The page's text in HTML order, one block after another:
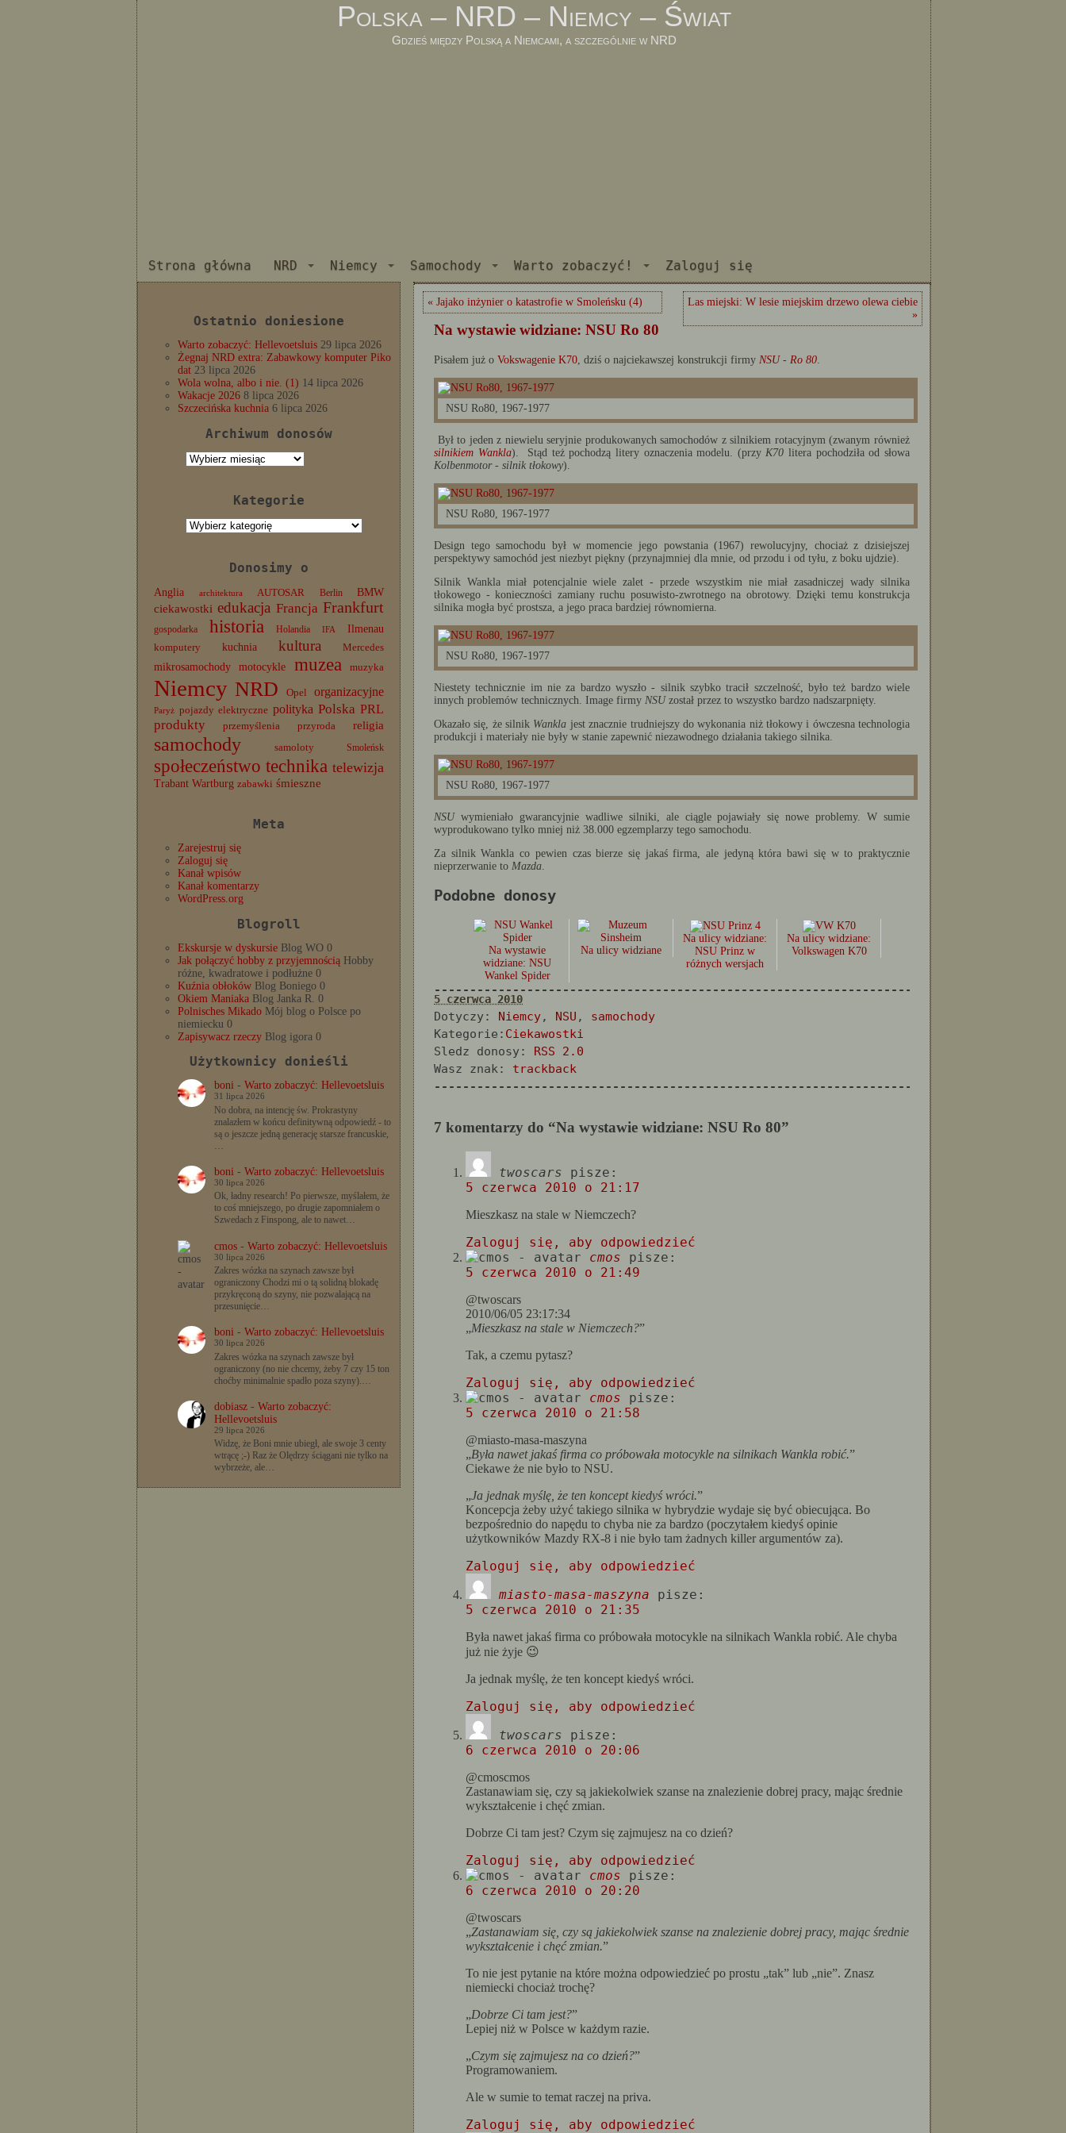
Polska – NRD – Niemcy – Świat
Gdzieś między Polską a Niemcami, a szczególnie w NRD
Strona główna NRD Niemcy Samochody Warto zobaczyć! Zaloguj się
Ostatnio doniesione
Warto zobaczyć: Hellevoetsluis 29 lipca 2026
Żegnaj NRD extra: Zabawkowy komputer Piko
dat 23 lipca 2026
Wola wolna, albo i nie. (1) 14 lipca 2026
Wakacje 2026 8 lipca 2026
Szczecińska kuchnia 6 lipca 2026
Archiwum donosów
Archiwum
Kategorie
Kategorie
Donosimy o
Anglia architektura AUTOSAR Berlin BMW
ciekawostki edukacja Francja Frankfurt
gospodarka historia Holandia IFA
Ilmenau
komputery
kuchnia kultura Mercedes
mikrosamochody motocykle muzea muzyka
Niemcy NRD Opel organizacyjne
Paryż pojazdy elektryczne polityka Polska PRL
produkty
przemyślenia przyroda religia
samochody samoloty Smoleńsk
społeczeństwo technika telewizja
Trabant Wartburg zabawki śmieszne
Meta
Zarejestruj się
Zaloguj się
Kanał wpisów
Kanał komentarzy
WordPress.org
Blogroll
Ekskursje w dyskursie Blog WO 0
Jak połączyć hobby z przyjemnością Hobby
różne, kwadratowe i podłużne 0
Kuźnia obłoków Blog Boniego 0
Okiem Maniaka Blog Janka R. 0
Polnisches Mikado Mój blog o Polsce po
niemiecku 0
Zapisywacz rzeczy Blog igora 0
Użytkownicy donieśli
boni- Warto zobaczyć: Hellevoetsluis
31 lipca 2026
No dobra, na intencję św. Prokrastyny
znalazłem w końcu definitywną odpowiedź - to
są o jeszcze jedną generację starsze francuskie,
…
boni- Warto zobaczyć: Hellevoetsluis
30 lipca 2026
Ok, ładny research! Po pierwsze, myślałem, że
to coś mniejszego, po drugie zapomniałem o
Szwedach z Finspong, ale to nawet…
cmos- Warto zobaczyć: Hellevoetsluis
30 lipca 2026
Zakres wózka na szynach zawsze był
ograniczony Chodzi mi o tą solidną blokadę
przykręconą do szyny, nie pozwalającą na
przesunięcie…
boni- Warto zobaczyć: Hellevoetsluis
30 lipca 2026
Zakres wózka na szynach zawsze był
ograniczony (no nie chcemy, żeby 7 czy 15 ton
choćby minimalnie spadło poza szyny).…
dobiasz- Warto zobaczyć:
Hellevoetsluis
29 lipca 2026
Widzę, że Boni mnie ubiegł, ale swoje 3 centy
wtrącę ;-) Raz że Olędrzy ściągani nie tylko na
wybrzeże, ale…
« Jajako inżynier o katastrofie w Smoleńsku (4)
Las miejski: W lesie miejskim drzewo olewa ciebie
»
Na wystawie widziane: NSU Ro 80
Pisałem już o Vokswagenie K70 , dziś o najciekawszej konstrukcji firmy NSU- Ro 80
NSU Ro80, 1967-1977
Był to jeden z niewielu seryjnie produkowanych samochodów z silnikiem rotacyjnym (zwanym również
silnikiem Wankla). Stąd też pochodzą litery oznaczenia modelu. (przy K70 litera pochodziła od słowa
Kolbenmotor- silnik tłokowy).
NSU Ro80, 1967-1977
Design tego samochodu był w momencie jego powstania (1967) rewolucyjny, chociaż z dzisiejszej
perspektywy samochód jest niezbyt piękny (przynajmniej dla mnie, od przodu i od tyłu, z boku ujdzie).
Silnik Wankla miał potencjalnie wiele zalet - przede wszystkim nie miał zasadniczej wady silnika
tłokowego - konieczności zamiany ruchu posuwisto-zwrotnego na obrotowy. Dzięki temu konstrukcja
silnika mogła być prostsza, a jego praca bardziej równomierna.
NSU Ro80, 1967-1977
Niestety technicznie im nie za bardzo wyszło - silnik szybko tracił szczelność, było też bardzo wiele
innych problemów technicznych. Image firmy NSUzostał przez to wszystko bardzo nadszarpnięty.
Okazało się, że silnik Wankla jest znacznie trudniejszy do wykonania niż tłokowy i ówczesna technologia
produkcji i materiały nie były w stanie zapewnić niezawodnego działania takiego silnika.
NSU Ro80, 1967-1977
NSUwymieniało gwarancyjnie wadliwe silniki, ale ciągle pojawiały się nowe problemy. W sumie
wyprodukowano tylko mniej niż 38.000 egzemplarzy tego samochodu.
Za silnik Wankla co pewien czas bierze się jakaś firma, ale jedyną która bawi się w to praktycznie
nieprzerwanie to Mazda
Podobne donosy
Na wystawie
widziane: NSU
Wankel Spider
Na ulicy widziane
Na ulicy widziane:
NSU Prinz w
różnych wersjach
Na ulicy widziane:
Volkswagen K70
5 czerwca 2010
Dotyczy: Niemcy, NSU , samochody
Kategorie: Ciekawostki
Sledz donosy: RSS 2.0
Wasz znak: trackback
7 komentarzy do “Na wystawie widziane: NSU Ro 80”
twoscars
pisze:
5 czerwca 2010 o 21:17
Mieszkasz na stale w Niemczech?
Zaloguj się, aby odpowiedzieć
cmos
pisze:
5 czerwca 2010 o 21:49
@twoscars
2010/06/05 23:17:34
„Mieszkasz na stale w Niemczech?”
Tak, a czemu pytasz?
Zaloguj się, aby odpowiedzieć
cmos
pisze:
5 czerwca 2010 o 21:58
@miasto-masa-maszyna
„Była nawet jakaś firma co próbowała motocykle na silnikach Wankla robić.”
Ciekawe że nie było to NSU.
„Ja jednak myślę, że ten koncept kiedyś wróci.”
Koncepcja żeby użyć takiego silnika w hybrydzie wydaje się być obiecująca. Bo
bezpośrednio do napędu to chyba nie za bardzo (poczytałem kiedyś opinie
użytkowników Mazdy RX-8 i nie było tam żadnych killer argumentów za).
Zaloguj się, aby odpowiedzieć
miasto-masa-maszyna
pisze:
5 czerwca 2010 o 21:35
Była nawet jakaś firma co próbowała motocykle na silnikach Wankla robić. Ale chyba
już nie żyje 😉
Ja jednak myślę, że ten koncept kiedyś wróci.
Zaloguj się, aby odpowiedzieć
twoscars
pisze:
6 czerwca 2010 o 20:06
@cmoscmos
Zastanawiam się, czy są jakiekolwiek szanse na znalezienie dobrej pracy, mając średnie
wykształcenie i chęć zmian.
Dobrze Ci tam jest? Czym się zajmujesz na co dzień?
Zaloguj się, aby odpowiedzieć
cmos
pisze:
6 czerwca 2010 o 20:20
@twoscars
„Zastanawiam się, czy są jakiekolwiek szanse na znalezienie dobrej pracy, mając średnie
wykształcenie i chęć zmian.”
To nie jest pytanie na które można odpowiedzieć po prostu „tak” lub „nie”. Znasz
niemiecki chociaż trochę?
„Dobrze Ci tam jest?”
Lepiej niż w Polsce w każdym razie.
„Czym się zajmujesz na co dzień?”
Programowaniem.
Ale w sumie to temat raczej na priva.
Zaloguj się, aby odpowiedzieć